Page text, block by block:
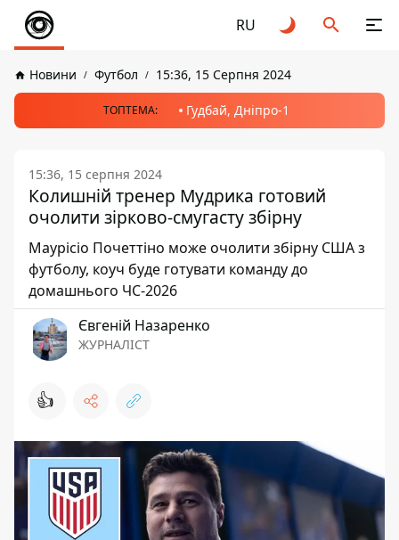
RU
Новини Футбол 15:36, 15 Серпня 2024
ТОПТЕМА: Гудбай, Дніпро-1
15:36, 15 серпня 2024
Колишній тренер Мудрика готовий
очолити зірково-смугасту збірну
Маурісіо Почеттіно може очолити збірну США з
футболу, коуч буде готувати команду до
домашнього ЧС-2026
Євгеній Назаренко
ЖУРНАЛІСТ
👍